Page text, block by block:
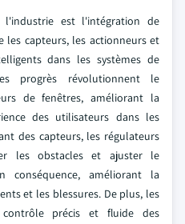
l'industrie est l'intégration de
capteurs, les actionneurs et
dans les systèmes de
progrès révolutionnent le
de fenêtres, améliorant la
des utilisateurs dans les
des capteurs, les régulateurs
les obstacles et ajuster le
conséquence, améliorant la
et les blessures. De plus, les
précis et fluide des